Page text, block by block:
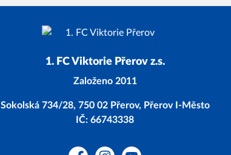
1. FC Viktorie Přerov z.s.
Založeno 2011
Sokolská 734/28, 750 02 Přerov, Přerov I-Město
IČ: 66743338